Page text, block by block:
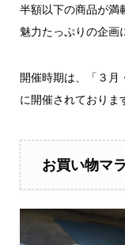
半額以下の商品が満
魅力たっぷりの企画
開催時期は、「３月
に開催されておりま
お買い物マ